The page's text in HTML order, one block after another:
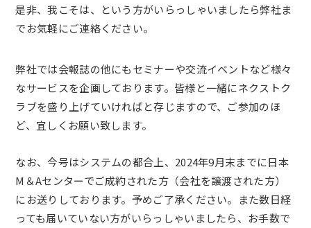
是非、我こそは、という方がいらっしゃいましたら弊社ま
でお気軽にご連絡ください。
弊社では会報誌の他にもセミナーや交流イベントなど様々
なサービスを企画しております。皆様と一緒にネクストク
ラブを盛り上げていければと存じますので、ご参加のほ
ど、宜しくお願い致します。
なお、今号はシステムの都合上、2024年9月末までに日本
M＆Aセンターでご成約された方（会社を譲渡された方）
にお送りしております。予めご了承ください。また数日経
っても届いていない方がいらっしゃいましたら、お手数で